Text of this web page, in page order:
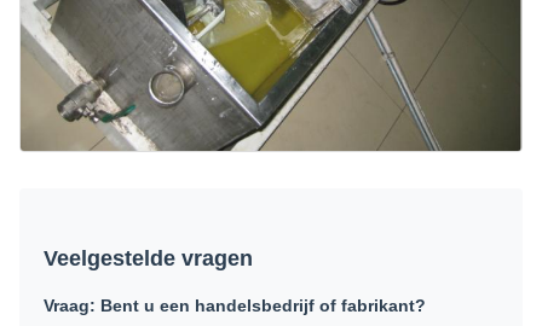
Veelgestelde vragen
Vraag: Bent u een handelsbedrijf of fabrikant?